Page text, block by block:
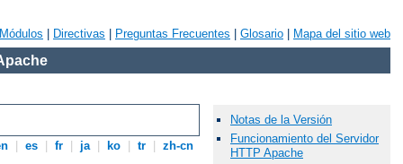
Módulos Directivas Preguntas Frecuentes Glosario Mapa del sitio web
es fr ja ko tr zh-cn
Notas de la Versión
Funcionamiento del Servidor
HTTP Apache